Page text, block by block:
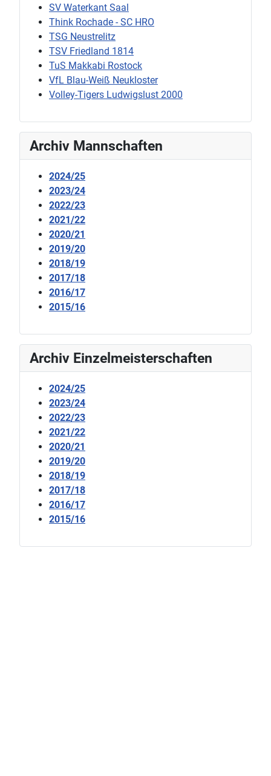
SV Waterkant Saal
Think Rochade - SC HRO
TSG Neustrelitz
TSV Friedland 1814
TuS Makkabi Rostock
VfL Blau-Weiß Neukloster
Volley-Tigers Ludwigslust 2000
Archiv Mannschaften
2024/25
2023/24
2022/23
2021/22
2020/21
2019/20
2018/19
2017/18
2016/17
2015/16
Archiv Einzelmeisterschaften
2024/25
2023/24
2022/23
2021/22
2020/21
2019/20
2018/19
2017/18
2016/17
2015/16